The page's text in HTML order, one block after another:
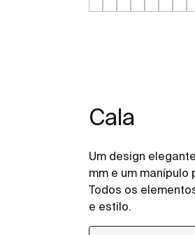
Cala
Um design
mm e um
Todos os
e estilo.